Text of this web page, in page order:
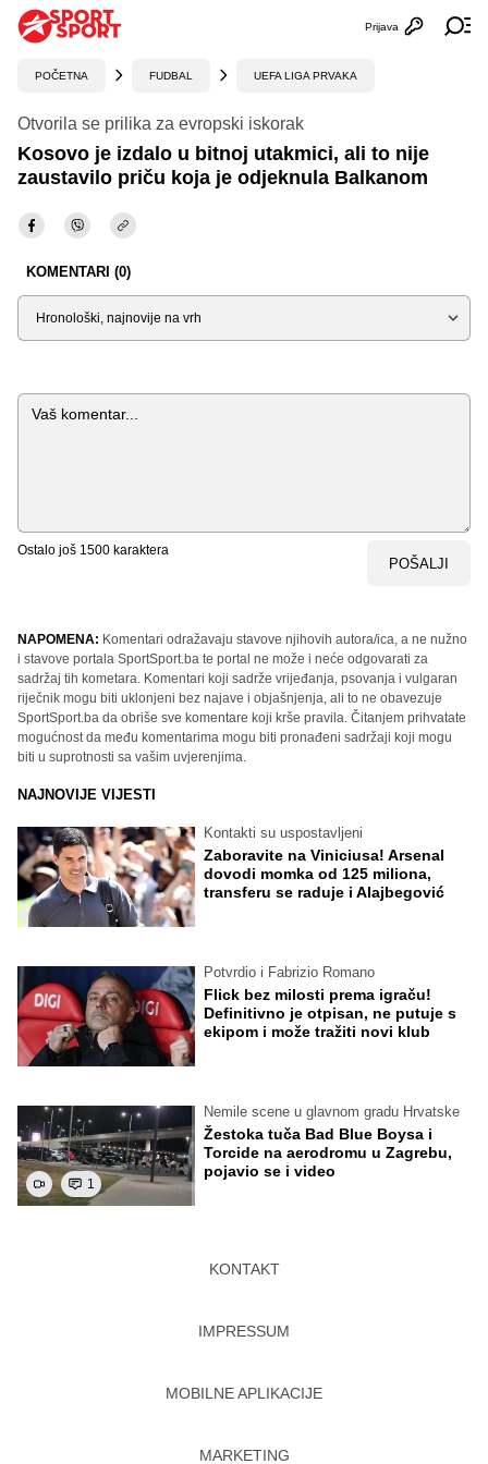
Otvori
Prijava
POČETNA FUDBAL UEFA LIGA PRVAKA
Otvorila se prilika za evropski iskorak
Kosovo je izdalo u bitnoj utakmici, ali to nije
zaustavilo priču koja je odjeknula Balkanom
KOMENTARI (0)
Sortiraj
Komentar
Ostalo još 1500 karaktera
POŠALJI
NAPOMENA: Komentari odražavaju stavove njihovih autora/ica, a ne nužno
i stavove portala SportSport.ba te portal ne može i neće odgovarati za
sadržaj tih kometara. Komentari koji sadrže vrijeđanja, psovanja i vulgaran
riječnik mogu biti uklonjeni bez najave i objašnjenja, ali to ne obavezuje
SportSport.ba da obriše sve komentare koji krše pravila. Čitanjem prihvatate
mogućnost da među komentarima mogu biti pronađeni sadržaji koji mogu
biti u suprotnosti sa vašim uvjerenjima.
NAJNOVIJE VIJESTI
Kontakti su uspostavljeni
Zaboravite na Viniciusa! Arsenal
dovodi momka od 125 miliona,
transferu se raduje i Alajbegović
Potvrdio i Fabrizio Romano
Flick bez milosti prema igraču!
Definitivno je otpisan, ne putuje s
ekipom i može tražiti novi klub
1
Nemile scene u glavnom gradu Hrvatske
Žestoka tuča Bad Blue Boysa i
Torcide na aerodromu u Zagrebu,
pojavio se i video
KONTAKT
IMPRESSUM
MOBILNE APLIKACIJE
MARKETING